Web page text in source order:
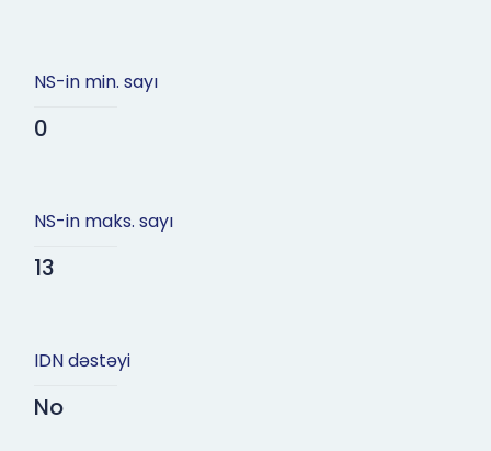
NS-in min. sayı
0
NS-in maks. sayı
13
IDN dəstəyi
No